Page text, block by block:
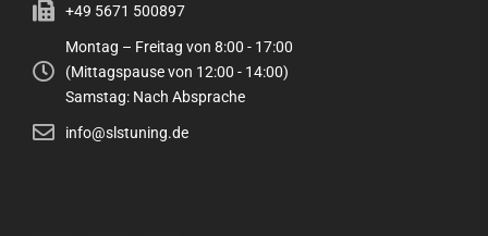
+49 5671 500897
Montag – Freitag von 8:00 - 17:00
(Mittagspause von 12:00 - 14:00)
Samstag: Nach Absprache
info@slstuning.de